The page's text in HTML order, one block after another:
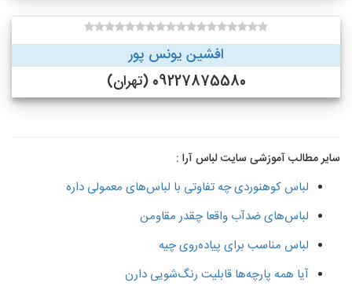
افشین یونس پور
09227875580 (تهران)
سایر مطالب آموزشی سایت لباس آرا :
لباس کوهنوردی چه تفاوتی با لباس‌های معمولی داره
لباس‌های ضدآب واقعا چقدر مقاومن
لباس مناسب برای پیاده‌روی چیه
آیا همه پارچه‌ها قابلیت رنگ‌شویی دارن